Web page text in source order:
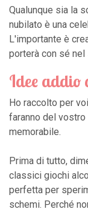
Qualunque sia la
nubilato è una
L'importante è
porterà con sé nel
Idee
Ho raccolto per
faranno del vostro
memorabile.
Prima di tutto,
classici giochi
perfetta per
schemi. Perché